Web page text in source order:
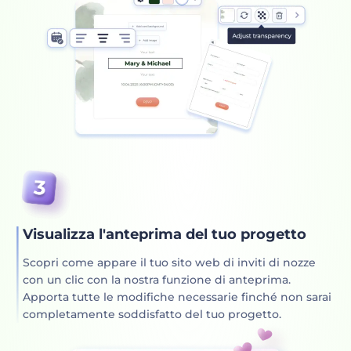
Visualizza l'anteprima del tuo progetto
Scopri come appare il tuo sito web di inviti di nozze
con un clic con la nostra funzione di anteprima.
Apporta tutte le modifiche necessarie finché non sarai
completamente soddisfatto del tuo progetto.